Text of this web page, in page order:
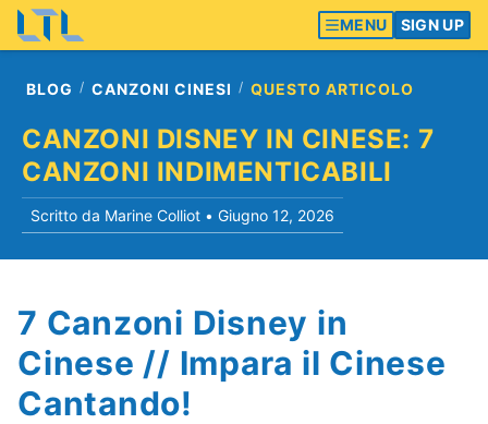
MENU SIGN UP
BLOG CANZONI CINESI QUESTO ARTICOLO
CANZONI DISNEY IN CINESE: 7
CANZONI INDIMENTICABILI
Scritto da Marine Colliot • Giugno 12, 2026
7 Canzoni Disney in
Cinese // Impara il Cinese
Cantando!